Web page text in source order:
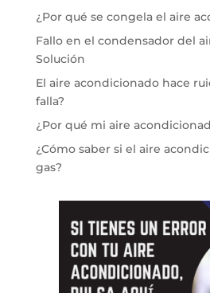
¿Por qué se congela el aire
Fallo en el condensador del
Solución
El aire acondicionado hace
falla?
¿Por qué mi aire
¿Cómo saber si el aire
gas?